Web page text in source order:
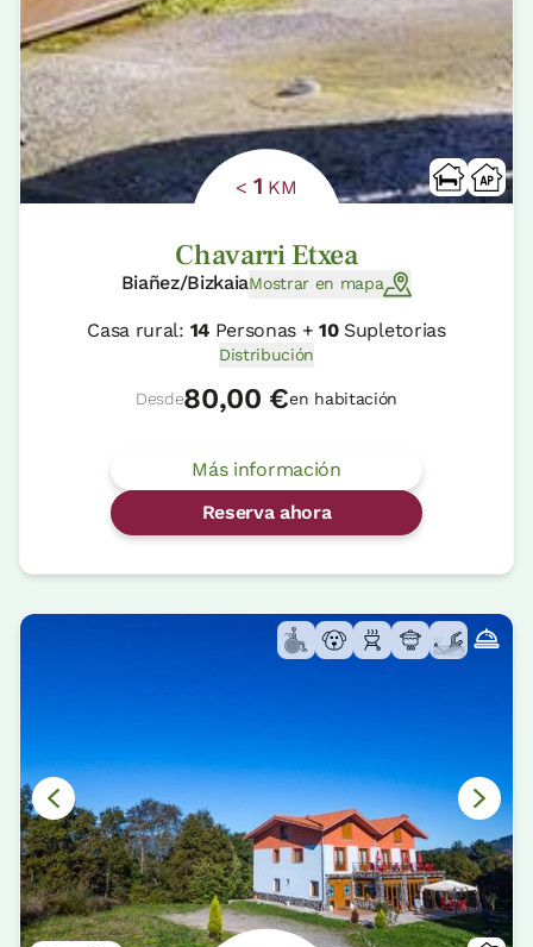
< 1 KM
Chavarri Etxea
Biañez/BizkaiaMostrar en mapa
Casa rural: 14Personas +10Supletorias
Distribución
Desde80,00 €en habitación
Más información
Reserva ahora